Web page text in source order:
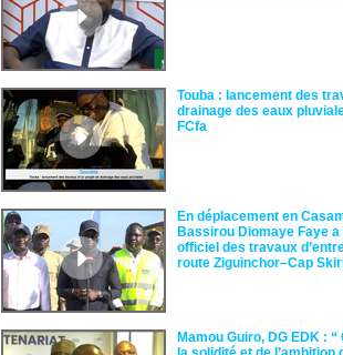
Touba : lancement des
drainage des eaux
FCfa ‎
En déplacement en
Bassirou Diomaye Faye
officiel des travaux
route Ziguinchor–Cap
Mamou Guiro, DG EDK :